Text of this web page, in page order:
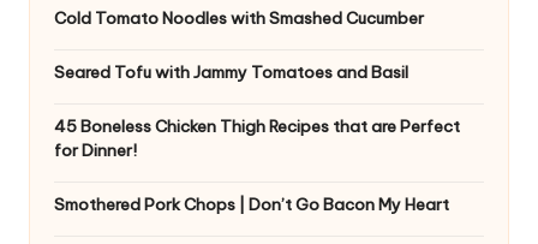
Cold Tomato Noodles with Smashed Cucumber
Seared Tofu with Jammy Tomatoes and Basil
45 Boneless Chicken Thigh Recipes that are Perfect
for Dinner!
Smothered Pork Chops | Don’t Go Bacon My Heart